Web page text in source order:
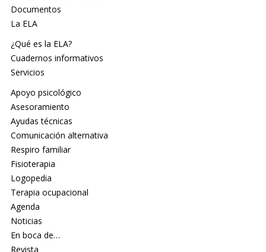
Documentos
La ELA
¿Qué es la ELA?
Cuadernos informativos
Servicios
Apoyo psicológico
Asesoramiento
Ayudas técnicas
Comunicación alternativa
Respiro familiar
Fisioterapia
Logopedia
Terapia ocupacional
Agenda
Noticias
En boca de…
Revista